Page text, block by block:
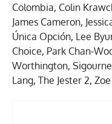
Colombia, Colin
James Cameron,
Única Opción, Lee
Choice, Park Chan-
Worthington,
Lang, The Jester 2,